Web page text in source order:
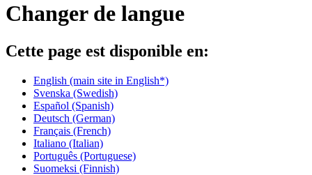
Changer de langue
Cette page est disponible en:
English (main site in English*)
Svenska (Swedish)
Español (Spanish)
Deutsch (German)
Français (French)
Italiano (Italian)
Português (Portuguese)
Suomeksi (Finnish)